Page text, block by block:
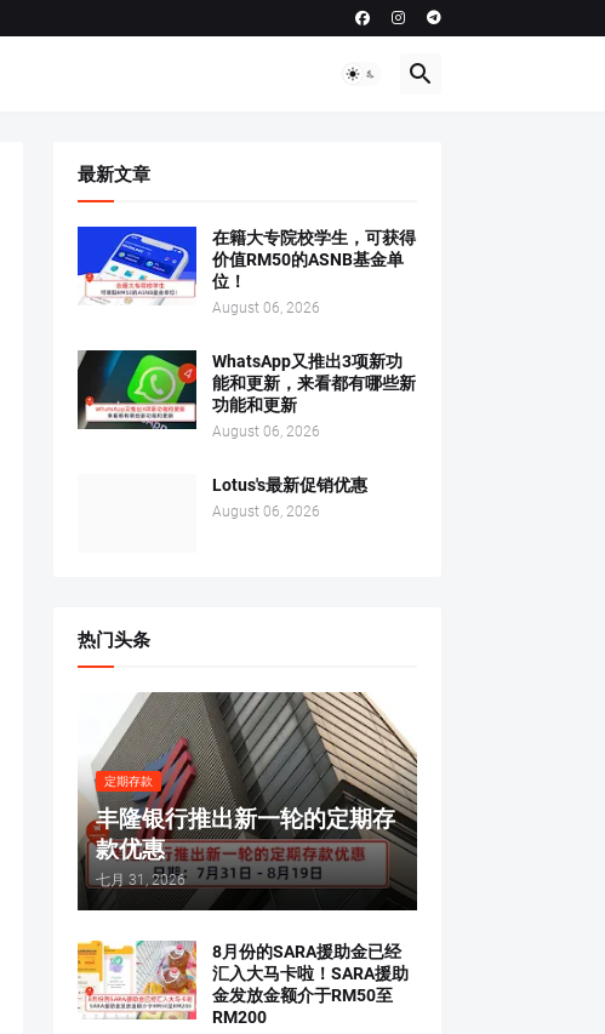
最新文章
在籍大专院校学生，可获得
价值RM50的ASNB基金单
位！
August 06, 2026
WhatsApp又推出3项新功
能和更新，来看都有哪些新
功能和更新
August 06, 2026
Lotus's最新促销优惠
August 06, 2026
热门头条
定期存款
丰隆银行推出新一轮的定期存
款优惠
七月 31, 2026
8月份的SARA援助金已经
汇入大马卡啦！SARA援助
金发放金额介于RM50至
RM200